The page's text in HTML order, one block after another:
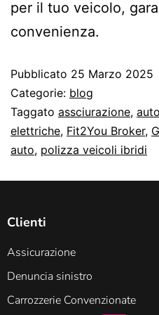
per il tuo veicolo,
convenienza.
Pubblicato 25 Marzo 2025
Categorie: blog
Taggato assciurazione,
elettriche, Fit2You Broker,
auto, polizza veicoli ibridi
Clienti
Assicurazione
Denuncia sinistro
Carrozzerie Convenzionate